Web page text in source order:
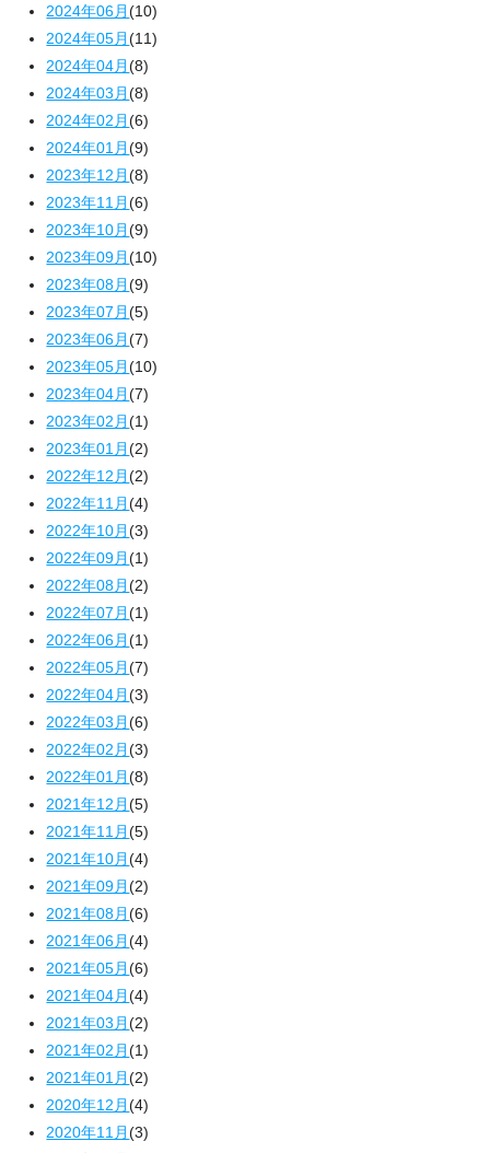
2024年06月(10)
2024年05月(11)
2024年04月(8)
2024年03月(8)
2024年02月(6)
2024年01月(9)
2023年12月(8)
2023年11月(6)
2023年10月(9)
2023年09月(10)
2023年08月(9)
2023年07月(5)
2023年06月(7)
2023年05月(10)
2023年04月(7)
2023年02月(1)
2023年01月(2)
2022年12月(2)
2022年11月(4)
2022年10月(3)
2022年09月(1)
2022年08月(2)
2022年07月(1)
2022年06月(1)
2022年05月(7)
2022年04月(3)
2022年03月(6)
2022年02月(3)
2022年01月(8)
2021年12月(5)
2021年11月(5)
2021年10月(4)
2021年09月(2)
2021年08月(6)
2021年06月(4)
2021年05月(6)
2021年04月(4)
2021年03月(2)
2021年02月(1)
2021年01月(2)
2020年12月(4)
2020年11月(3)